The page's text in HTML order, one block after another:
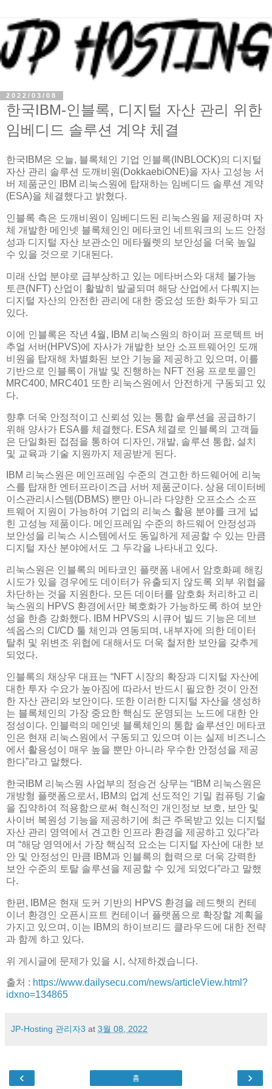
2022/03/08
한국IBM-인블록, 디지털 자산 관리 위한
임베디드 솔루션 계약 체결
한국IBM은 오늘, 블록체인 기업 인블록(INBLOCK)의 디지털
자산 관리 솔루션 도깨비원(DokkaebiONE)을 자사 고성능 서
버 제품군인 IBM 리눅스원에 탑재하는 임베디드 솔루션 계약
(ESA)을 체결했다고 밝혔다.
인블록 측은 도깨비원이 임베디드된 리눅스원을 제공하며 자
체 개발한 메인넷 블록체인인 메타코인 네트워크의 노드 안정
성과 디지털 자산 보관소인 메타월렛의 보안성을 더욱 높일
수 있을 것으로 기대된다.
미래 산업 분야로 급부상하고 있는 메타버스와 대체 불가능
토큰(NFT) 산업이 활발히 발굴되며 해당 산업에서 다뤄지는
디지털 자산의 안전한 관리에 대한 중요성 또한 화두가 되고
있다.
이에 인블록은 작년 4월, IBM 리눅스원의 하이퍼 프로텍트 버
추얼 서버(HPVS)에 자사가 개발한 보안 소프트웨어인 도깨
비원을 탑재해 차별화된 보안 기능을 제공하고 있으며, 이를
기반으로 인블록이 개발 및 진행하는 NFT 전용 프로토콜인
MRC400, MRC401 또한 리눅스원에서 안전하게 구동되고 있
다.
향후 더욱 안정적이고 신뢰성 있는 통합 솔루션을 공급하기
위해 양사가 ESA를 체결했다. ESA 체결로 인블록의 고객들
은 단일화된 접점을 통하여 디자인, 개발, 솔루션 통합, 설치
및 교육과 기술 지원까지 제공받게 된다.
IBM 리눅스원은 메인프레임 수준의 견고한 하드웨어에 리눅
스를 탑재한 엔터프라이즈급 서버 제품군이다. 상용 데이터베
이스관리시스템(DBMS) 뿐만 아니라 다양한 오프소스 소프
트웨어 지원이 가능하여 기업의 리눅스 활용 분야를 크게 넓
힌 고성능 제품이다. 메인프레임 수준의 하드웨어 안정성과
보안성을 리눅스 시스템에서도 동일하게 제공할 수 있는 만큼
디지털 자산 분야에서도 그 두각을 나타내고 있다.
리눅스원은 인블록의 메타코인 플랫폼 내에서 암호화폐 해킹
시도가 있을 경우에도 데이터가 유출되지 않도록 외부 위협을
차단하는 것을 지원한다. 모든 데이터를 암호화 처리하고 리
눅스원의 HPVS 환경에서만 복호화가 가능하도록 하여 보안
성을 한층 강화했다. IBM HPVS의 시큐어 빌드 기능은 데브
섹옵스의 CI/CD 툴 체인과 연동되며, 내부자에 의한 데이터
탈취 및 위변조 위협에 대해서도 더욱 철저한 보안을 갖추게
되었다.
인블록의 채상우 대표는 “NFT 시장의 확장과 디지털 자산에
대한 투자 수요가 높아짐에 따라서 반드시 필요한 것이 안전
한 자산 관리와 보안이다. 또한 이러한 디지털 자산을 생성하
는 블록체인의 가장 중요한 핵심도 운영되는 노드에 대한 안
정성이다. 인블럭의 메인넷 블록체인의 통합 솔루션인 메타코
인은 현재 리눅스원에서 구동되고 있으며 이는 실제 비즈니스
에서 활용성이 매우 높을 뿐만 아니라 우수한 안정성을 제공
한다”라고 말했다.
한국IBM 리눅스원 사업부의 정승건 상무는 “IBM 리눅스원은
개방형 플랫폼으로서, IBM의 업계 선도적인 기밀 컴퓨팅 기술
을 집약하여 적용함으로써 혁신적인 개인정보 보호, 보안 및
사이버 복원성 기능을 제공하기에 최근 주목받고 있는 디지털
자산 관리 영역에서 견고한 인프라 환경을 제공하고 있다”라
며 “해당 영역에서 가장 핵심적 요소는 디지털 자산에 대한 보
안 및 안정성인 만큼 IBM과 인블록의 협력으로 더욱 강력한
보안 수준의 토탈 솔루션을 제공할 수 있게 되었다”라고 말했
다.
한편, IBM은 현재 도커 기반의 HPVS 환경을 레드햇의 컨테
이너 환경인 오픈시프트 컨테이너 플랫폼으로 확장할 계획을
가지고 있으며, 이는 IBM의 하이브리드 클라우드에 대한 전략
과 함께 하고 있다.
위 게시글에 문제가 있을 시, 삭제하겠습니다.
출처 : https://www.dailysecu.com/news/articleView.html?
idxno=134865
JP-Hosting 관리자3 at 3월 08, 2022
‹ ›
홈